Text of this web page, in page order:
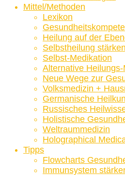
Mittel/Methoden
Lexikon
Heilung auf der
Selbstheilung stärken
Selbst-Medikation
Alternative
Neue Wege zur
Volksmedizin +
Germanische
Russisches
Holistische
Weltraummedizin
Holographical
Tipps
Flowcharts
Immunsystem